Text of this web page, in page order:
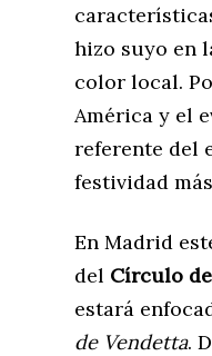
hizo suyo en
color local.
América y el
referente del
festividad
En Madrid
del Círculo
estará
de Vendetta.